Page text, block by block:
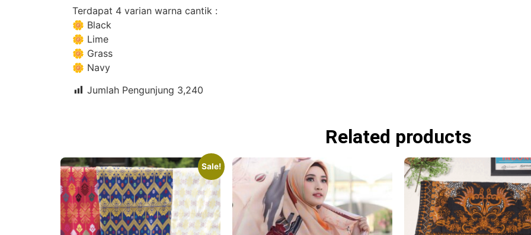
Terdapat 4 varian warna cantik :
🌼 Black
🌼 Lime
🌼 Grass
🌼 Navy
Jumlah Pengunjung 3,240
Related products
Sale!